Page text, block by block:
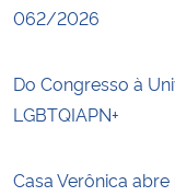
062/2026
Do Congresso à
LGBTQIAPN+
Casa Verônica